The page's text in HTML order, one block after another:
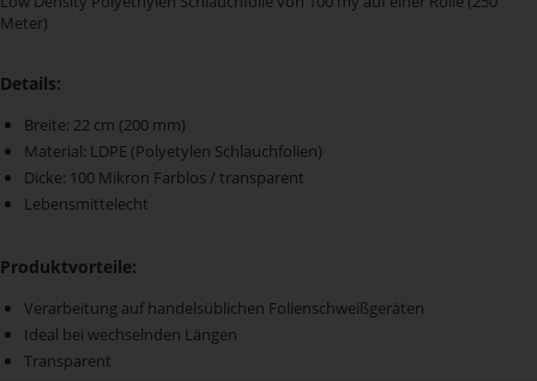
Meter)
Details:
Breite: 22 cm (200 mm)
Material: LDPE (Polyetylen Schlauchfolien)
Dicke: 100 Mikron Farblos / transparent
Lebensmittelecht
Produktvorteile:
Verarbeitung auf handelsüblichen Folienschweißgeräten
Ideal bei wechselnden Längen
Transparent